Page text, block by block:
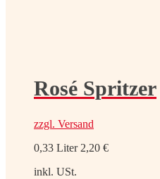
Rosé Spritzer
zzgl. Versand
0,33 Liter 2,20 €
inkl. USt.